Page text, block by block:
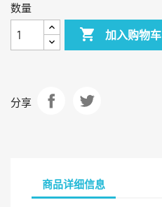
数量
 加入购物车
分享
商品详细信息